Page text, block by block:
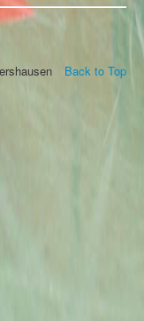
Back to Top